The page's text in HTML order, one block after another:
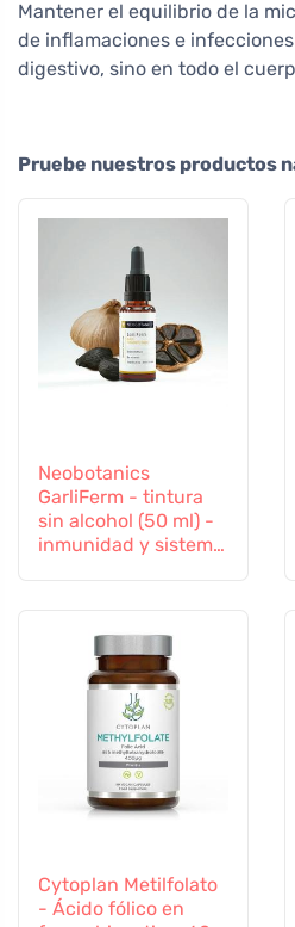
Mantener el equilibrio de la
de inflamaciones e
digestivo, sino en todo el
Pruebe nuestros productos
Neobotanics
GarliFerm - tintura
sin alcohol (50 ml) -
inmunidad y sistema
Cytoplan Metilfolato
- Ácido fólico en